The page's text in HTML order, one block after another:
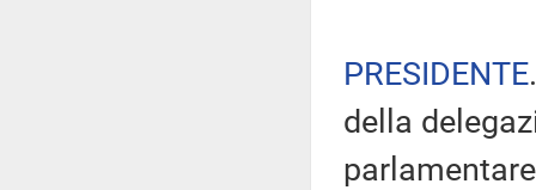
PRESIDENTE
della